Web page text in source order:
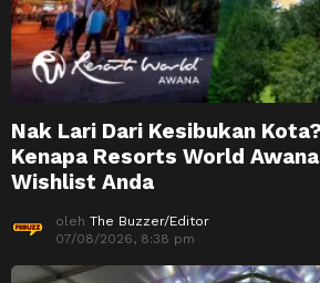
Nak Lari Dari Kesibukan
Kenapa Resorts World
Wishlist Anda
oleh The Buzzer/Editor
07/08/2026, 8:38 pm